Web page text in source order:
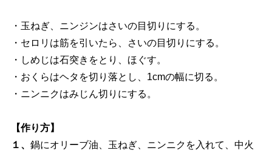
・玉ねぎ、ニンジンはさいの目切りにする。
・セロリは筋を引いたら、さいの目切りにする。
・しめじは石突きをとり、ほぐす。
・おくらはヘタを切り落とし、1cmの幅に切る。
・ニンニクはみじん切りにする。
【作り方】
１、 鍋にオリーブ油、玉ねぎ、ニンニクを入れて、中火